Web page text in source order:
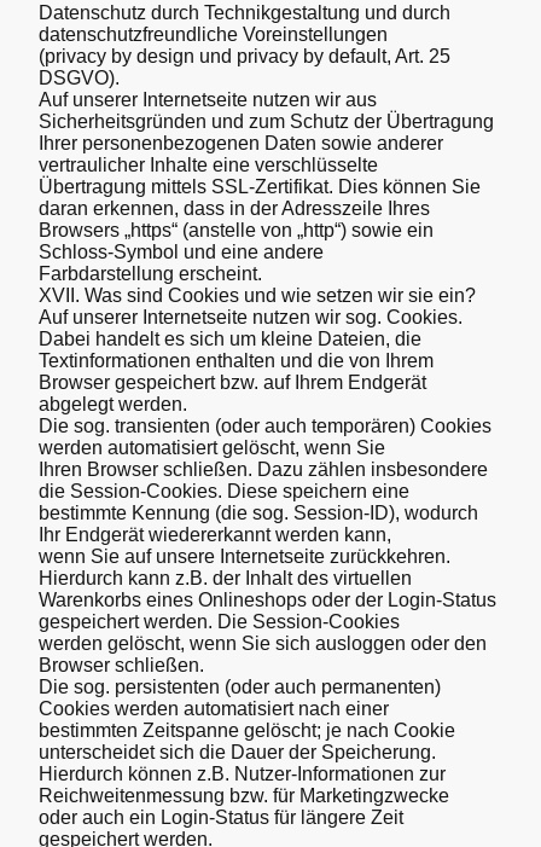
Datenschutz durch Technikgestaltung und durch
datenschutzfreundliche Voreinstellungen
(privacy by design und privacy by default, Art. 25
DSGVO).
Auf unserer Internetseite nutzen wir aus
Sicherheitsgründen und zum Schutz der Übertragung
Ihrer personenbezogenen Daten sowie anderer
vertraulicher Inhalte eine verschlüsselte
Übertragung mittels SSL-Zertifikat. Dies können Sie
daran erkennen, dass in der Adresszeile Ihres
Browsers „https“ (anstelle von „http“) sowie ein
Schloss-Symbol und eine andere
Farbdarstellung erscheint.
XVII. Was sind Cookies und wie setzen wir sie ein?
Auf unserer Internetseite nutzen wir sog. Cookies.
Dabei handelt es sich um kleine Dateien, die
Textinformationen enthalten und die von Ihrem
Browser gespeichert bzw. auf Ihrem Endgerät
abgelegt werden.
Die sog. transienten (oder auch temporären) Cookies
werden automatisiert gelöscht, wenn Sie
Ihren Browser schließen. Dazu zählen insbesondere
die Session-Cookies. Diese speichern eine
bestimmte Kennung (die sog. Session-ID), wodurch
Ihr Endgerät wiedererkannt werden kann,
wenn Sie auf unsere Internetseite zurückkehren.
Hierdurch kann z.B. der Inhalt des virtuellen
Warenkorbs eines Onlineshops oder der Login‐Status
gespeichert werden. Die Session-Cookies
werden gelöscht, wenn Sie sich ausloggen oder den
Browser schließen.
Die sog. persistenten (oder auch permanenten)
Cookies werden automatisiert nach einer
bestimmten Zeitspanne gelöscht; je nach Cookie
unterscheidet sich die Dauer der Speicherung.
Hierdurch können z.B. Nutzer-Informationen zur
Reichweitenmessung bzw. für Marketingzwecke
oder auch ein Login-Status für längere Zeit
gespeichert werden.